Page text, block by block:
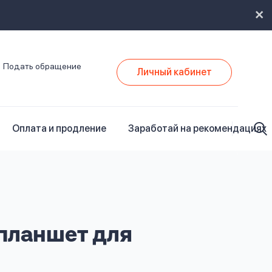
Подать обращение Личный кабинет
Оплата и продление Заработай на рекомендациях
для